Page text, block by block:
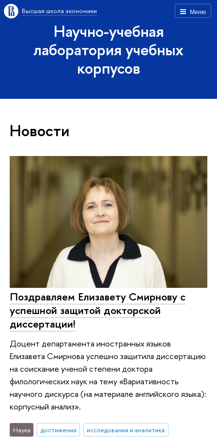
Меню
Высшая школа экономики
Научно-учебная
лаборатория учебных
корпусов
Новости
Поздравляем Елизавету Смирнову с
успешной защитой докторской
диссертации!
Доцент департамента иностранных языков
Елизавета Смирнова успешно защитила диссертацию
на соискание ученой степени доктора
филологических наук на тему «Вариативность
научного дискурса (на материале английского языка):
корпусный анализ».
Наука достижения
исследования и аналитика